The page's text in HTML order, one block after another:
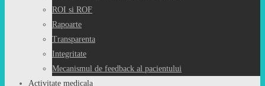
ROI si ROF
Rapoarte
Transparenta
Integritate
Mecanismul de feedback al pacientului
Activitate medicala